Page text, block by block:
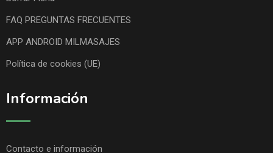
FAQ PREGUNTAS FRECUENTES
APP ANDROID MILMASAJES
Política de cookies (UE)
Información
Contacto e información